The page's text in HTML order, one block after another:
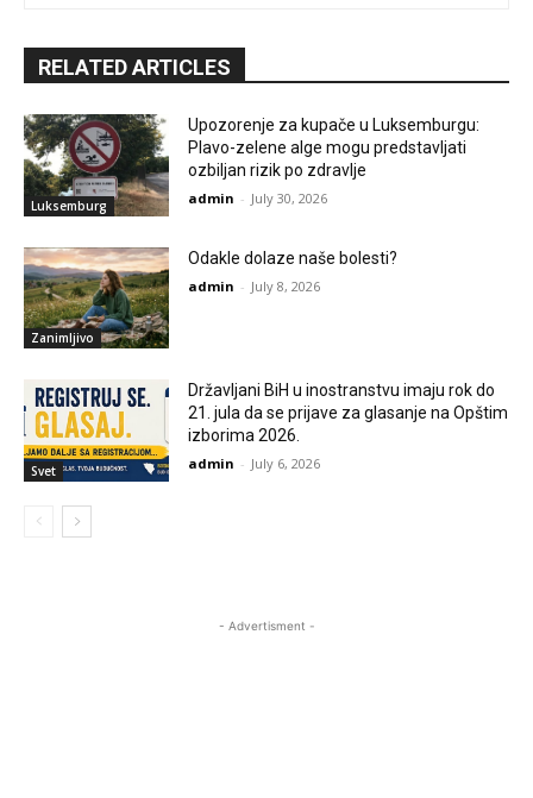
RELATED ARTICLES
Luksemburg
Upozorenje za kupače u Luksemburgu:
Plavo-zelene alge mogu predstavljati
ozbiljan rizik po zdravlje
admin - July 30, 2026
Zanimljivo
Odakle dolaze naše bolesti?
admin - July 8, 2026
Svet
Državljani BiH u inostranstvu imaju rok do
21. jula da se prijave za glasanje na Opštim
izborima 2026.
admin - July 6, 2026
- Advertisment -